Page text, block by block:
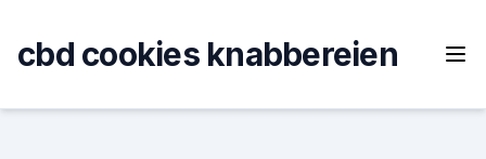
content
cbd cookies knabbereien